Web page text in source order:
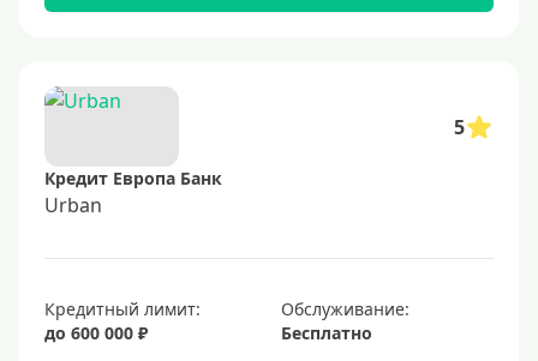
UnionPay
Мир
Золотые
Черные
5
Кредит Европа Банк
Urban
Кредитный лимит:
до 600 000 ₽
Обслуживание:
Бесплатно